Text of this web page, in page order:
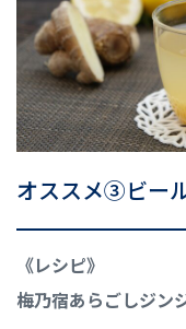
オススメ③ビー
《レシピ》
梅乃宿あらごしジン